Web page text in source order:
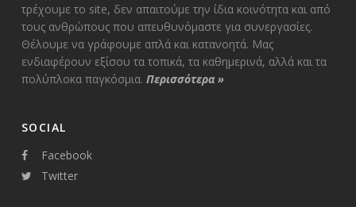
τρέχουμε το site, δεν απαιτούμε την ίδια κοινότητα και από
τους ανθρώπους που απευθυνόμαστε για συνεργασίες.
Θέλουμε να γράφουμε απλά και κατανοητά. Μας
ενδιαφέρουν εξίσου τα τοπικά, τα καθημερινά, αλλά και τα
πολύπλοκα παγκόσμια. Περισσότερα»
SOCIAL
Facebook
Twitter